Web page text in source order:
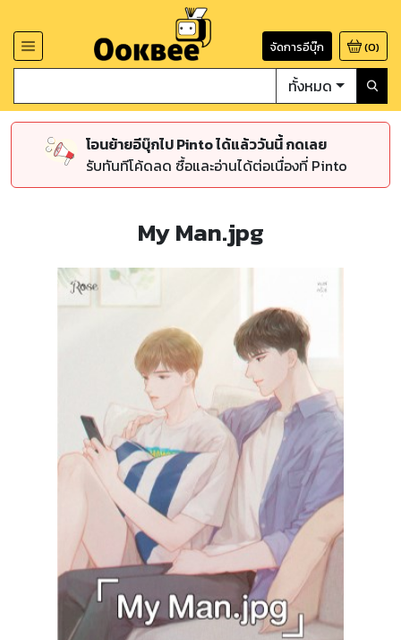
จัดการอีบุ๊ก (0)
ทั้งหมด
โอนย้ายอีบุ๊กไป Pinto ได้แล้ววันนี้ กดเลย
รับทันทีโค้ดลด ซื้อและอ่านได้ต่อเนื่องที่ Pinto
My Man.jpg